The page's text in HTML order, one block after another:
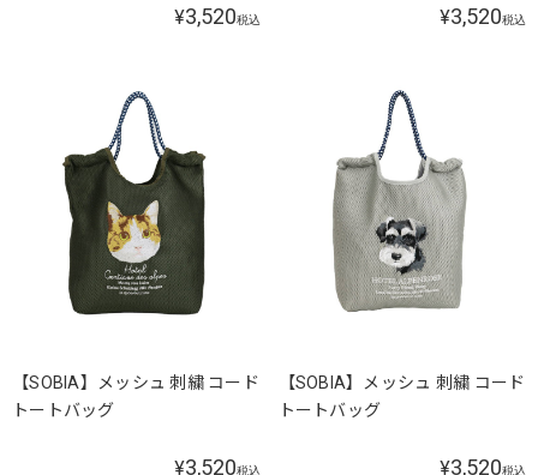
¥3,520税込 ¥3,520税込
【SOBIA】メッシュ 刺繍 コード
トートバッグ
¥3,520税込
【SOBIA】メッシュ 刺繍 コード
トートバッグ
¥3,520税込